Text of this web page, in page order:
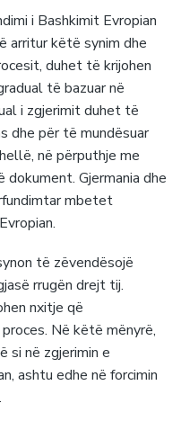
i Bashkimit Evropian
arritur këtë synim dhe
duhet të krijohen
të bazuar në
i zgjerimit duhet të
dhe për të mundësuar
në përputhje me
Gjermania dhe
mbetet
të zëvendësojë
rrugën drejt tij.
nxitje që
Në këtë mënyrë,
si në zgjerimin e
ashtu edhe në forcimin